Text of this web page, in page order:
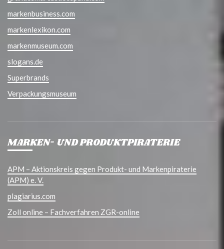
markenbusiness.com
markenlexikon.com
markenmuseum.com
slogans.de
Superbrands
Verpackungsmuseum
MARKEN- UND PRODUKTPIRATERIE
APM – Aktionskreis gegen Produkt- und Markenpiraterie
(APM) e. V.
plagiarius.com
Zoll online – Fachverfahren ZGR-online